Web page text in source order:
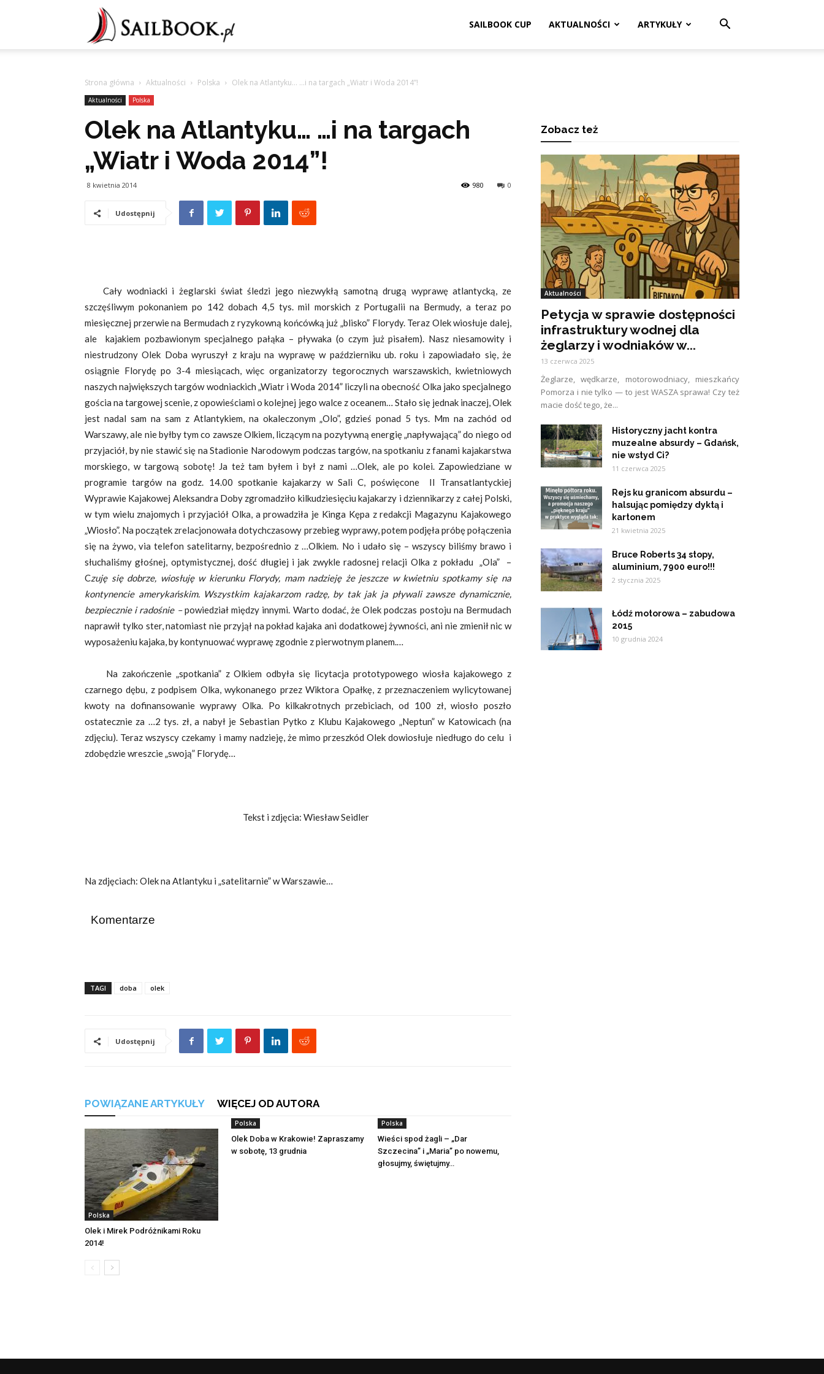
SAILBOOK CUP AKTUALNOŚCI ARTYKUŁY
Strona główna Aktualności Polska Olek na Atlantyku… …i na targach „Wiatr i Woda 2014”!
Aktualności Polska
Olek na Atlantyku… …i na targach
„Wiatr i Woda 2014”!
8 kwietnia 2014 0
980
Udostępnij
Cały wodniacki i żeglarski świat śledzi jego niezwykłą samotną drugą wyprawę atlantycką, ze
szczęśliwym pokonaniem po 142 dobach 4,5 tys. mil morskich z Portugalii na Bermudy, a teraz po
miesięcznej przerwie na Bermudach z ryzykowną końcówką już „blisko” Florydy. Teraz Olek wiosłuje dalej,
ale kajakiem pozbawionym specjalnego pałąka – pływaka (o czym już pisałem). Nasz niesamowity i
niestrudzony Olek Doba wyruszył z kraju na wyprawę w październiku ub. roku i zapowiadało się, że
osiągnie Florydę po 3-4 miesiącach, więc organizatorzy tegorocznych warszawskich, kwietniowych
naszych największych targów wodniackich „Wiatr i Woda 2014” liczyli na obecność Olka jako specjalnego
gościa na targowej scenie, z opowieściami o kolejnej jego walce z oceanem… Stało się jednak inaczej, Olek
jest nadal sam na sam z Atlantykiem, na okaleczonym „Olo”, gdzieś ponad 5 tys. Mm na zachód od
Warszawy, ale nie byłby tym co zawsze Olkiem, liczącym na pozytywną energię „napływającą” do niego od
przyjaciół, by nie stawić się na Stadionie Narodowym podczas targów, na spotkaniu z fanami kajakarstwa
morskiego, w targową sobotę! Ja też tam byłem i był z nami …Olek, ale po kolei. Zapowiedziane w
programie targów na godz. 14.00 spotkanie kajakarzy w Sali C, poświęcone II Transatlantyckiej
Wyprawie Kajakowej Aleksandra Doby zgromadziło kilkudziesięciu kajakarzy i dziennikarzy z całej Polski,
w tym wielu znajomych i przyjaciół Olka, a prowadziła je Kinga Kępa z redakcji Magazynu Kajakowego
„Wiosło”. Na początek zrelacjonowała dotychczasowy przebieg wyprawy, potem podjęła próbę połączenia
się na żywo, via telefon satelitarny, bezpośrednio z …Olkiem. No i udało się – wszyscy biliśmy brawo i
słuchaliśmy głośnej, optymistycznej, dość długiej i jak zwykle radosnej relacji Olka z pokładu „Ola” –
Czuję się dobrze, wiosłuję w kierunku Florydy, mam nadzieję że jeszcze w kwietniu spotkamy się na
kontynencie amerykańskim. Wszystkim kajakarzom radzę, by tak jak ja pływali zawsze dynamicznie,
bezpiecznie i radośnie –powiedział między innymi. Warto dodać, że Olek podczas postoju na Bermudach
naprawił tylko ster, natomiast nie przyjął na pokład kajaka ani dodatkowej żywności, ani nie zmienił nic w
wyposażeniu kajaka, by kontynuować wyprawę zgodnie z pierwotnym planem.…
Na zakończenie „spotkania” z Olkiem odbyła się licytacja prototypowego wiosła kajakowego z
czarnego dębu, z podpisem Olka, wykonanego przez Wiktora Opałkę, z przeznaczeniem wylicytowanej
kwoty na dofinansowanie wyprawy Olka. Po kilkakrotnych przebiciach, od 100 zł, wiosło poszło
ostatecznie za …2 tys. zł, a nabył je Sebastian Pytko z Klubu Kajakowego „Neptun” w Katowicach (na
zdjęciu). Teraz wszyscy czekamy i mamy nadzieję, że mimo przeszkód Olek dowiosłuje niedługo do celu i
zdobędzie wreszcie „swoją” Florydę…
Tekst i zdjęcia: Wiesław Seidler
Na zdjęciach: Olek na Atlantyku i „satelitarnie” w Warszawie…
Komentarze
TAGI doba olek
Udostępnij
POWIĄZANE ARTYKUŁY WIĘCEJ OD AUTORA
Polska
Olek i Mirek Podróżnikami Roku
2014!
Polska
Olek Doba w Krakowie! Zapraszamy
w sobotę, 13 grudnia
Polska
Wieści spod żagli – „Dar
Szczecina” i „Maria” po nowemu,
głosujmy, świętujmy…
Zobacz też
Aktualności
Petycja w sprawie dostępności
infrastruktury wodnej dla
żeglarzy i wodniaków w...
13 czerwca 2025
Żeglarze, wędkarze, motorowodniacy, mieszkańcy
Pomorza i nie tylko — to jest WASZA sprawa! Czy też
macie dość tego, że...
Historyczny jacht kontra
muzealne absurdy – Gdańsk,
nie wstyd Ci?
11 czerwca 2025
Rejs ku granicom absurdu –
halsując pomiędzy dyktą i
kartonem
21 kwietnia 2025
Bruce Roberts 34 stopy,
aluminium, 7900 euro!!!
2 stycznia 2025
Łódź motorowa – zabudowa
2015
10 grudnia 2024